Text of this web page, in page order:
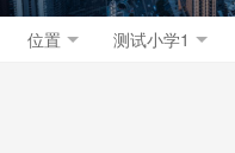
位置 测试小学1